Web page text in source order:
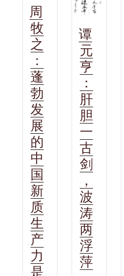
周
牧
之
：
蓬
勃
发
展
的
中
国
新
质
生
产
力
是
谭
元
亨
：
肝
胆
一
古
剑
，
波
涛
两
浮
萍